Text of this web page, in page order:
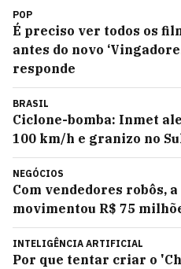
POP
É preciso ver todos os
antes do novo
responde
BRASIL
Ciclone-bomba: Inmet
100 km/h e granizo no
NEGÓCIOS
Com vendedores robôs,
movimentou R$ 75
INTELIGÊNCIA ARTIFICIAL
Por que tentar criar o